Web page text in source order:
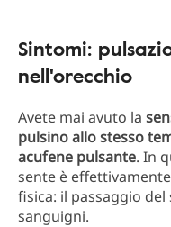
Sintomi:
nell'orecchio
Avete mai avuto la
pulsino allo stesso
acufene pulsante. In
sente è
fisica: il passaggio
sanguigni.